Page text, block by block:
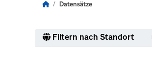
Datensätze
Filtern nach Standort